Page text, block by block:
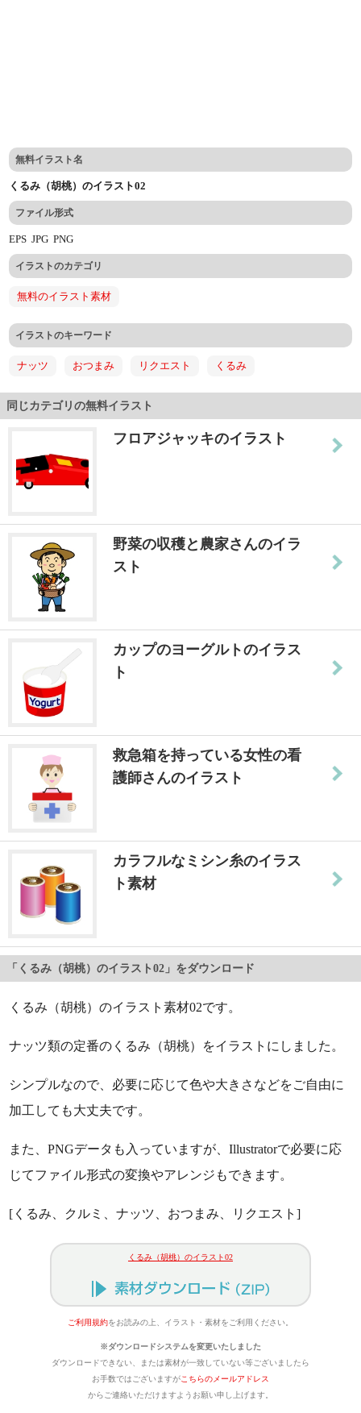
無料イラスト名
くるみ（胡桃）のイラスト02
ファイル形式
EPSJPGPNG
イラストのカテゴリ
無料のイラスト素材
イラストのキーワード
ナッツ おつまみ リクエスト くるみ
同じカテゴリの無料イラスト
フロアジャッキのイラスト
野菜の収穫と農家さんのイラ
スト
カップのヨーグルトのイラス
ト
救急箱を持っている女性の看
護師さんのイラスト
カラフルなミシン糸のイラス
ト素材
「くるみ（胡桃）のイラスト02」をダウンロード
くるみ（胡桃）のイラスト素材02です。
ナッツ類の定番のくるみ（胡桃）をイラストにしました。
シンプルなので、必要に応じて色や大きさなどをご自由に
加工しても大丈夫です。
また、PNGデータも入っていますが、Illustratorで必要に応
じてファイル形式の変換やアレンジもできます。
[くるみ、クルミ、ナッツ、おつまみ、リクエスト]
くるみ（胡桃）のイラスト02
ご利用規約をお読みの上、イラスト・素材をご利用ください。
※ダウンロードシステムを変更いたしました
ダウンロードできない、または素材が一致していない等ございましたら
お手数ではございますがこちらのメールアドレス
からご連絡いただけますようお願い申し上げます。